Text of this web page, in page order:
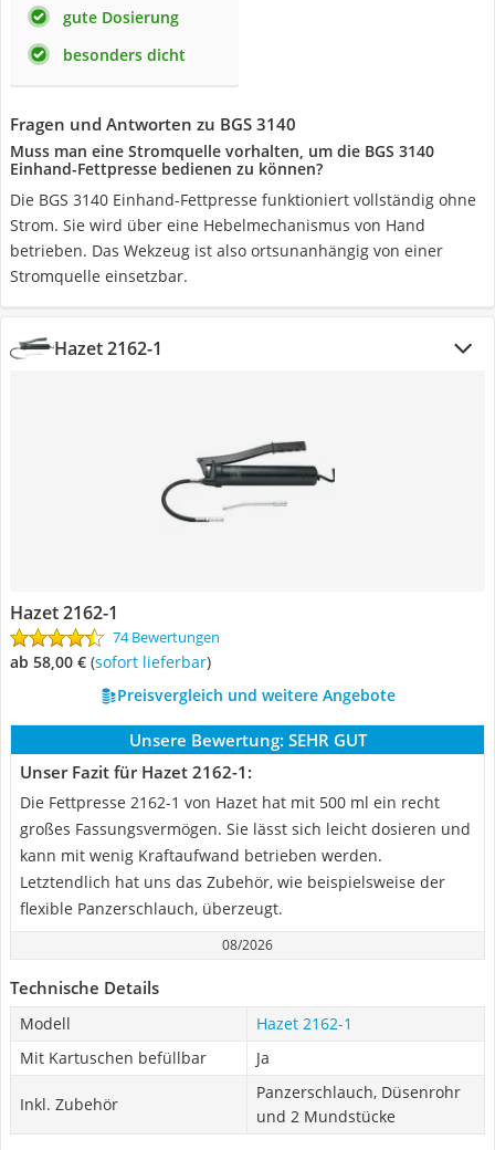
gute Dosierung
besonders dicht
Fragen und Antworten zu BGS 3140
Muss man eine Stromquelle vorhalten, um die BGS 3140
Einhand-Fettpresse bedienen zu können?
Die BGS 3140 Einhand-Fettpresse funktioniert vollständig ohne
Strom. Sie wird über eine Hebelmechanismus von Hand
betrieben. Das Wekzeug ist also ortsunanhängig von einer
Stromquelle einsetzbar.
Hazet 2162-1
Hazet 2162-1
74 Bewertungen
ab 58,00 € ( Sofort lieferbar)
Preisvergleich und weitere Angebote
Unsere Bewertung: SEHR GUT
Unser Fazit für Hazet 2162-1:
Die Fettpresse 2162-1 von Hazet hat mit 500 ml ein recht
großes Fassungsvermögen. Sie lässt sich leicht dosieren und
kann mit wenig Kraftaufwand betrieben werden.
Letztendlich hat uns das Zubehör, wie beispielsweise der
flexible Panzerschlauch, überzeugt.
08/2026
Technische Details
Modell
Hazet 2162-1
Mit Kartuschen befüllbar
Ja
Inkl. Zubehör
Panzerschlauch, Düsenrohr
und 2 Mundstücke